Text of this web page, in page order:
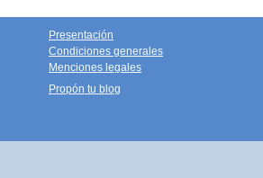
Presentación
Condiciones generales
Menciones legales
Propón tu blog